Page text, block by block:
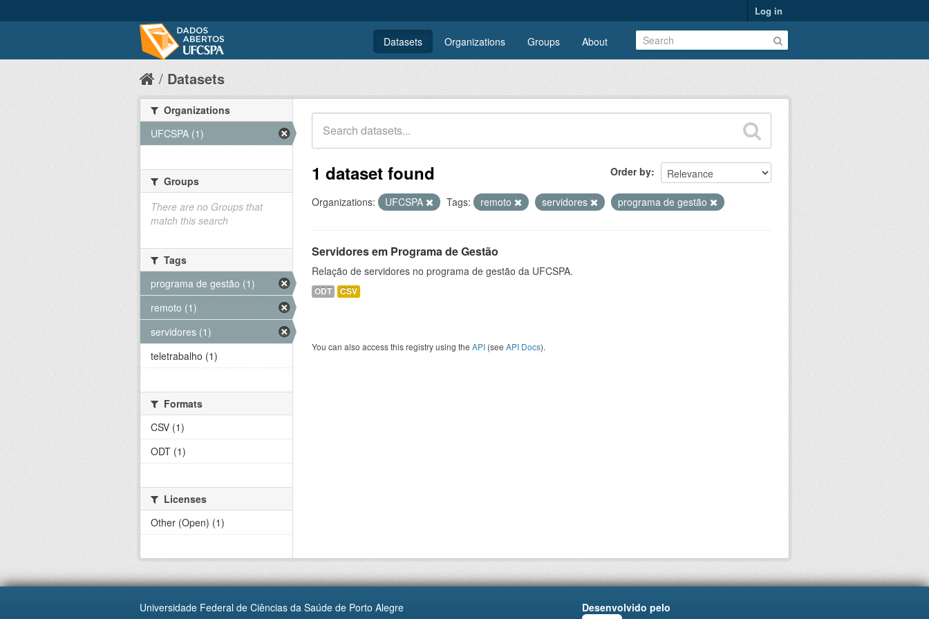
Log in
Datasets Organizations Groups About
Datasets
Order by
1 dataset found
Organizations: UFCSPA Tags: remoto servidores programa de gestão
Servidores em Programa de Gestão
Relação de servidores no programa de gestão da UFCSPA.
ODT CSV
You can also access this registry using the API (see API Docs).
Organizations
UFCSPA (1)
Groups
There are no Groups that
match this search
Tags
programa de gestão (1)
remoto (1)
servidores (1)
teletrabalho (1)
Formats
CSV (1)
ODT (1)
Licenses
Other (Open) (1)
Universidade Federal de Ciências da Saúde de Porto Alegre
Desenvolvido pelo